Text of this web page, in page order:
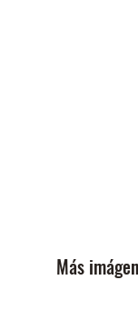
Más